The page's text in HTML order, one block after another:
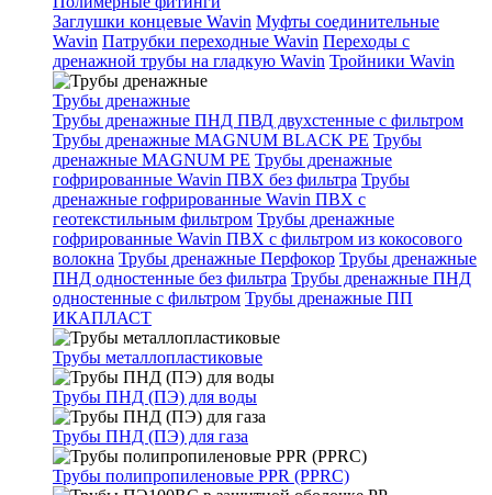
Заглушки концевые Wavin Муфты соединительные
Wavin Патрубки переходные Wavin Переходы с
дренажной трубы на гладкую Wavin Тройники Wavin
Трубы дренажные
Трубы дренажные ПНД ПВД двухстенные с фильтром
Трубы дренажные MAGNUM BLACK PE Трубы
дренажные MAGNUM PE Трубы дренажные
гофрированные Wavin ПВХ без фильтра Трубы
дренажные гофрированные Wavin ПВХ с
геотекстильным фильтром Трубы дренажные
гофрированные Wavin ПВХ с фильтром из кокосового
волокна Трубы дренажные Перфокор Трубы дренажные
ПНД одностенные без фильтра Трубы дренажные ПНД
одностенные с фильтром Трубы дренажные ПП
ИКАПЛАСТ
Трубы металлопластиковые
Трубы ПНД (ПЭ) для воды
Трубы ПНД (ПЭ) для газа
Трубы полипропиленовые PPR (PPRC)